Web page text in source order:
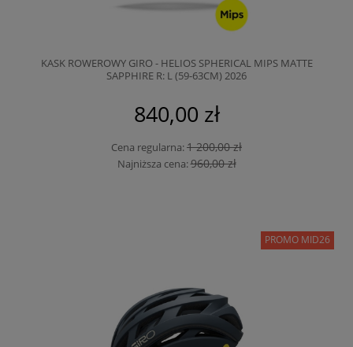
KASK ROWEROWY GIRO - HELIOS SPHERICAL MIPS MATTE
SAPPHIRE R: L (59-63CM) 2026
840,00 zł
Cena regularna:1 200,00 zł
Najniższa cena:960,00 zł
PROMO MID26